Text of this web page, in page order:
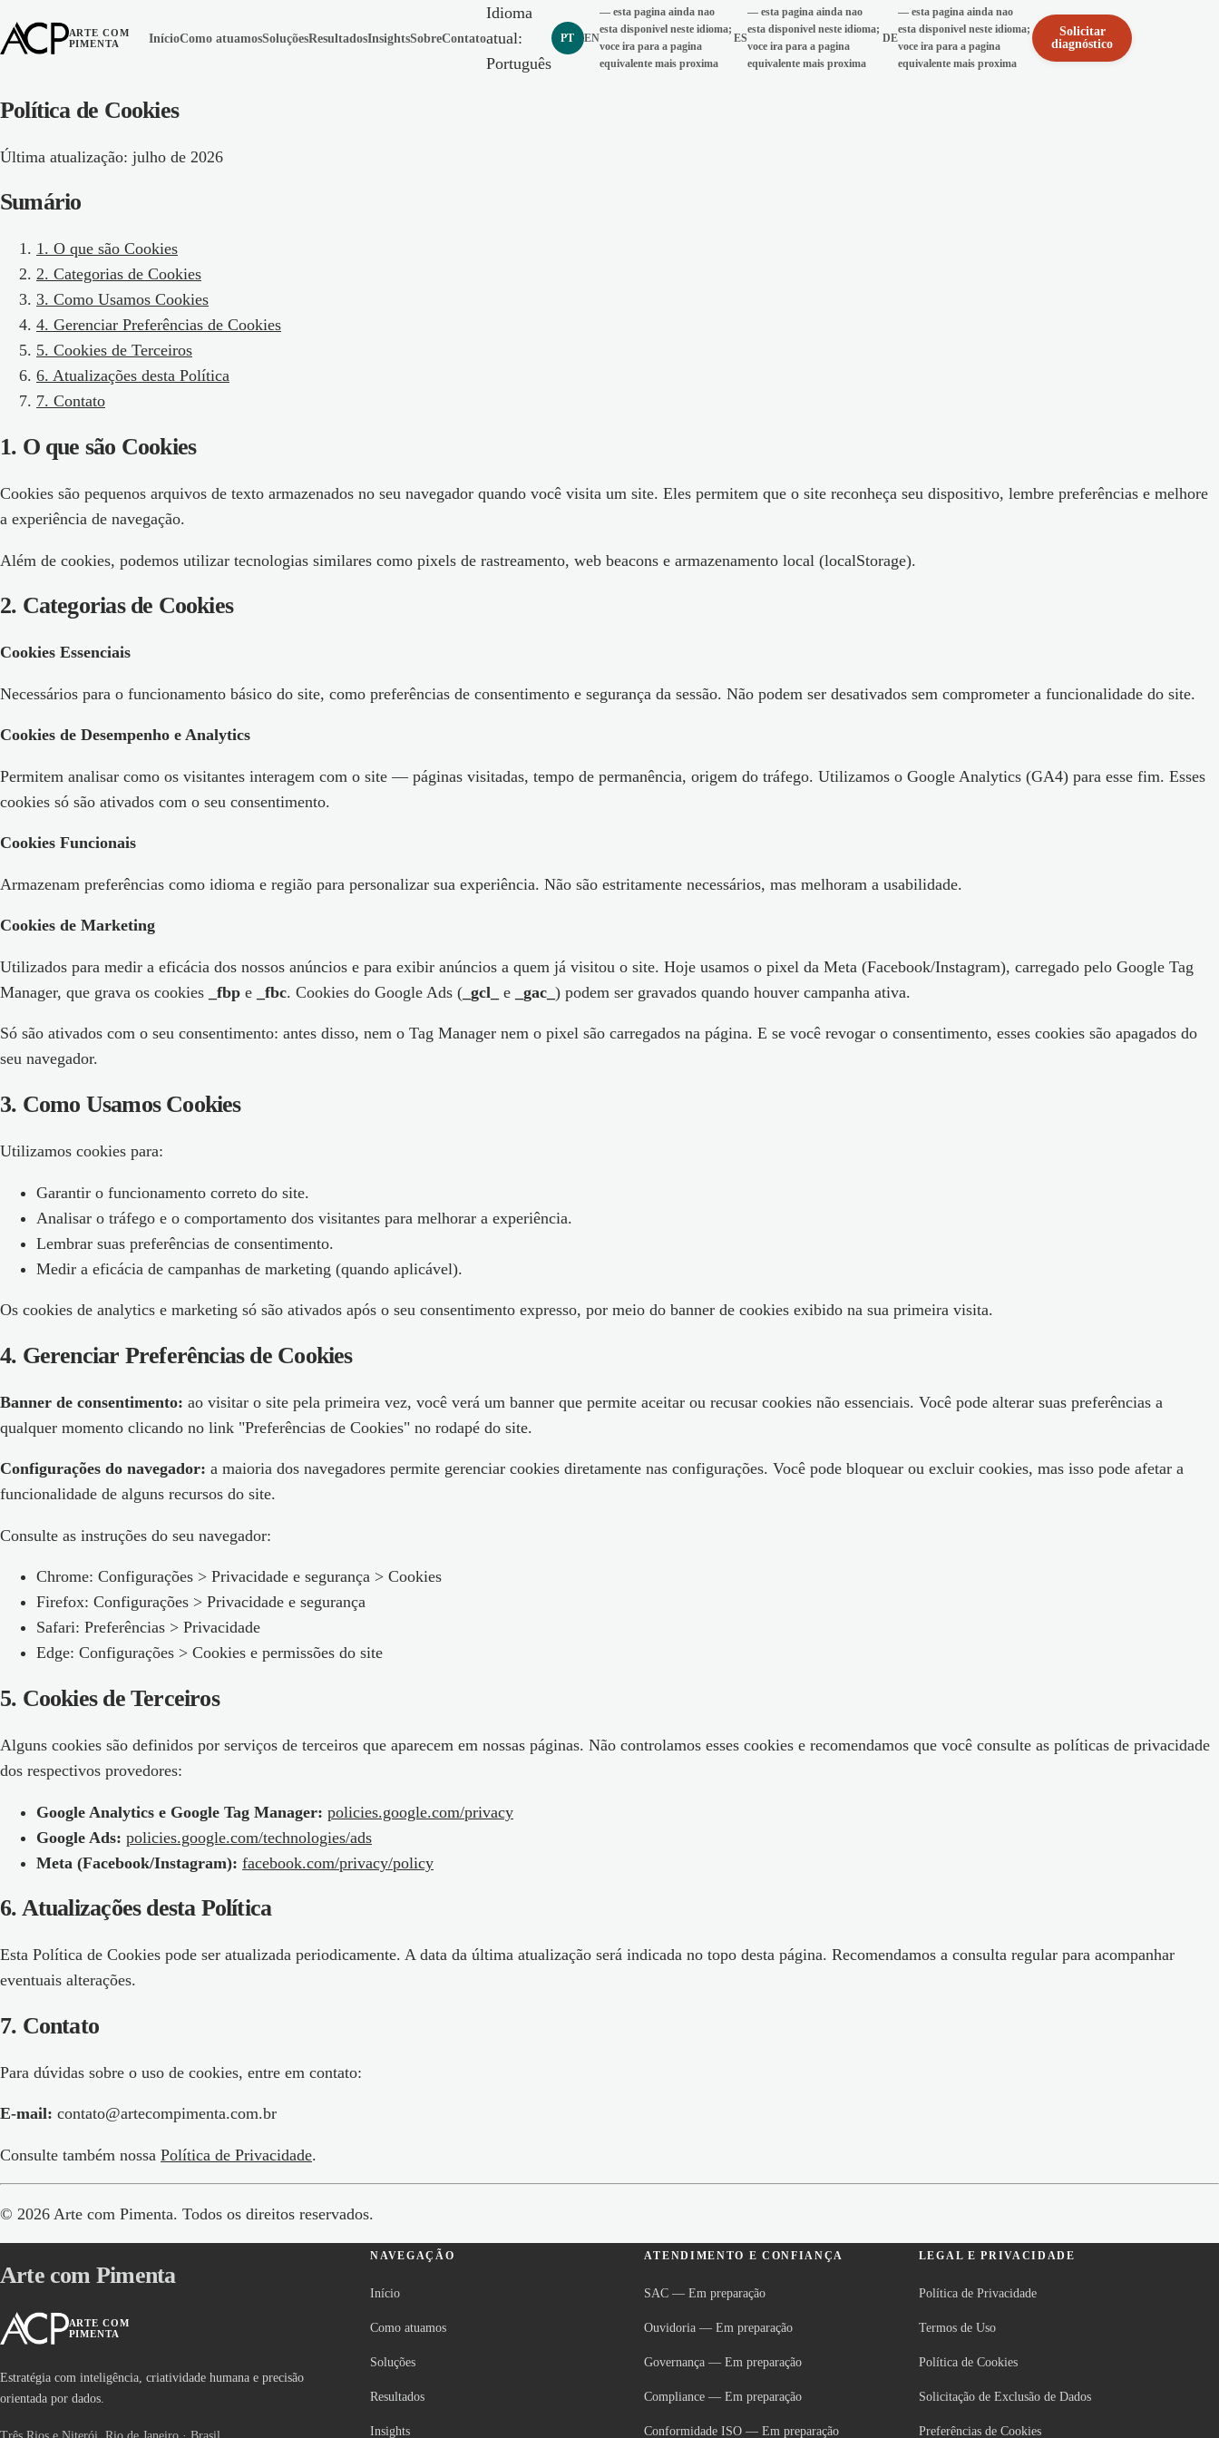
ARTE COM
PIMENTA
InícioComo atuamosSoluçõesResultadosInsightsSobreContato
Idioma
atual:
Português
PT
Português
EN
English
— esta pagina ainda nao
esta disponivel neste idioma;
voce ira para a pagina
equivalente mais proxima
ES
Español
— esta pagina ainda nao
esta disponivel neste idioma;
voce ira para a pagina
equivalente mais proxima
DE
Deutsch
— esta pagina ainda nao
esta disponivel neste idioma;
voce ira para a pagina
equivalente mais proxima
Solicitar
diagnóstico
Política de Cookies
Última atualização: julho de 2026
Sumário
1. O que são Cookies
2. Categorias de Cookies
3. Como Usamos Cookies
4. Gerenciar Preferências de Cookies
5. Cookies de Terceiros
6. Atualizações desta Política
7. Contato
1. O que são Cookies
Cookies são pequenos arquivos de texto armazenados no seu navegador quando você visita um site. Eles permitem que o site reconheça seu dispositivo, lembre preferências e melhore
a experiência de navegação.
Além de cookies, podemos utilizar tecnologias similares como pixels de rastreamento, web beacons e armazenamento local (localStorage).
2. Categorias de Cookies
Cookies Essenciais
Necessários para o funcionamento básico do site, como preferências de consentimento e segurança da sessão. Não podem ser desativados sem comprometer a funcionalidade do site.
Cookies de Desempenho e Analytics
Permitem analisar como os visitantes interagem com o site — páginas visitadas, tempo de permanência, origem do tráfego. Utilizamos o Google Analytics (GA4) para esse fim. Esses
cookies só são ativados com o seu consentimento.
Cookies Funcionais
Armazenam preferências como idioma e região para personalizar sua experiência. Não são estritamente necessários, mas melhoram a usabilidade.
Cookies de Marketing
Utilizados para medir a eficácia dos nossos anúncios e para exibir anúncios a quem já visitou o site. Hoje usamos o pixel da Meta (Facebook/Instagram), carregado pelo Google Tag
Manager, que grava os cookies
_fbp e _fbc. Cookies do Google Ads ( _gcl_ e _gac_ ) podem ser gravados quando houver campanha ativa.
Só são ativados com o seu consentimento: antes disso, nem o Tag Manager nem o pixel são carregados na página. E se você revogar o consentimento, esses cookies são apagados do
seu navegador.
3. Como Usamos Cookies
Utilizamos cookies para:
Garantir o funcionamento correto do site.
Analisar o tráfego e o comportamento dos visitantes para melhorar a experiência.
Lembrar suas preferências de consentimento.
Medir a eficácia de campanhas de marketing (quando aplicável).
Os cookies de analytics e marketing só são ativados após o seu consentimento expresso, por meio do banner de cookies exibido na sua primeira visita.
4. Gerenciar Preferências de Cookies
Banner de consentimento: ao visitar o site pela primeira vez, você verá um banner que permite aceitar ou recusar cookies não essenciais. Você pode alterar suas preferências a
qualquer momento clicando no link "Preferências de Cookies" no rodapé do site.
Configurações do navegador: a maioria dos navegadores permite gerenciar cookies diretamente nas configurações. Você pode bloquear ou excluir cookies, mas isso pode afetar a
funcionalidade de alguns recursos do site.
Consulte as instruções do seu navegador:
Chrome: Configurações > Privacidade e segurança > Cookies
Firefox: Configurações > Privacidade e segurança
Safari: Preferências > Privacidade
Edge: Configurações > Cookies e permissões do site
5. Cookies de Terceiros
Alguns cookies são definidos por serviços de terceiros que aparecem em nossas páginas. Não controlamos esses cookies e recomendamos que você consulte as políticas de privacidade
dos respectivos provedores:
Google Analytics e Google Tag Manager: policies.google.com/privacy
Google Ads: policies.google.com/technologies/ads
Meta (Facebook/Instagram): facebook.com/privacy/policy
6. Atualizações desta Política
Esta Política de Cookies pode ser atualizada periodicamente. A data da última atualização será indicada no topo desta página. Recomendamos a consulta regular para acompanhar
eventuais alterações.
7. Contato
Para dúvidas sobre o uso de cookies, entre em contato:
E-mail: contato@artecompimenta.com.br
Consulte também nossa Política de Privacidade.
© 2026 Arte com Pimenta. Todos os direitos reservados.
Arte com Pimenta
ARTE COM
PIMENTA
Estratégia com inteligência, criatividade humana e precisão
orientada por dados.
NAVEGAÇÃO
Início
Como atuamos
Soluções
Resultados
Insights
ATENDIMENTO E CONFIANÇA
SAC —Em preparação
Ouvidoria —Em preparação
Governança —Em preparação
Compliance —Em preparação
Conformidade ISO —Em preparação
LEGAL E PRIVACIDADE
Política de Privacidade
Termos de Uso
Política de Cookies
Solicitação de Exclusão de Dados
Preferências de Cookies